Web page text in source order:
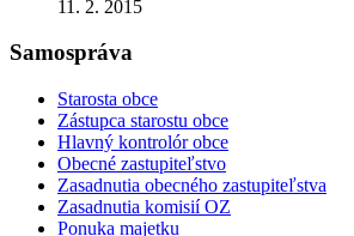
11. 2. 2015
Samospráva
Starosta obce
Zástupca starostu obce
Hlavný kontrolór obce
Obecné zastupiteľstvo
Zasadnutia obecného zastupiteľstva
Zasadnutia komisií OZ
Ponuka majetku